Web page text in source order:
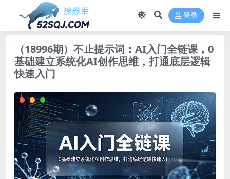
登录
（18996期）不止提示词：AI入门全链课，0
基础建立系统化AI创作思维，打通底层逻辑
快速入门